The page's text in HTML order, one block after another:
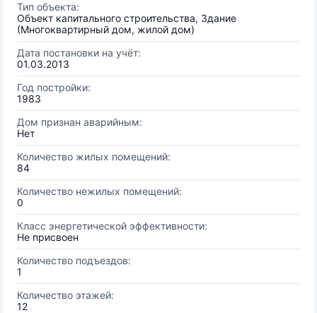
Тип объекта:
Объект капитального строительства, Здание
(Многоквартирный дом, жилой дом)
Дата постановки на учёт:
01.03.2013
Год постройки:
1983
Дом признан аварийным:
Нет
Количество жилых помещений:
84
Количество нежилых помещений:
0
Класс энергетической эффективности:
Не присвоен
Количество подъездов:
1
Количество этажей:
12